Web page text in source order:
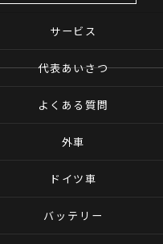
サービス
代表あいさつ
よくある質問
外車
ドイツ車
バッテリー